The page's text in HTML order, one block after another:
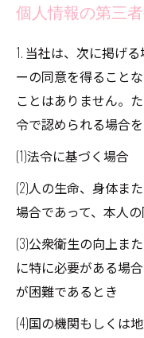
個人情報の第三
1. 当社は、次に掲げ
ーの同意を得ること
ことはありません。
令で認められる場合を
(1)法令に基づく場合
(2)人の生命、身体ま
場合であって、本人
(3)公衆衛生の向上ま
に特に必要がある場
が困難であるとき
(4)国の機関もしくは